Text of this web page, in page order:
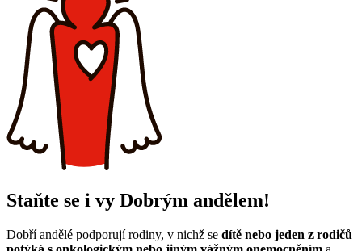
Staňte se i vy Dobrým andělem!
Dobří andělé podporují rodiny, v nichž se dítě nebo jeden z rodičů